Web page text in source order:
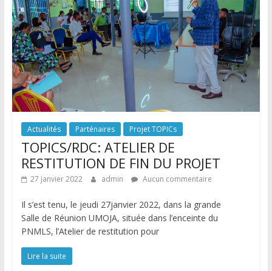
Actualités Parténaires Projet TOPICs
TOPICS/RDC: ATELIER DE
RESTITUTION DE FIN DU PROJET
27 janvier 2022 admin Aucun commentaire
Il s’est tenu, le jeudi 27janvier 2022, dans la grande
Salle de Réunion UMOJA, située dans l’enceinte du
PNMLS, l’Atelier de restitution pour
Lire la suite